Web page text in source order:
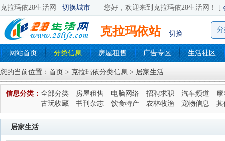
克拉玛依28生活网 切换城市 您好，欢迎来到克拉玛依28生活网！ [
克拉玛依站 切换
网站首页 分类信息 房屋租售 广告专区 生活社区
您的当前位置： 首页 > 克拉玛依分类信息 > 居家生活
信息分类： 全部分类 房屋租售 电脑网络 招聘求职 汽车频道
古玩收藏
书刊杂志 饮食特产 农林牧渔 宠物信息 其
居家生活